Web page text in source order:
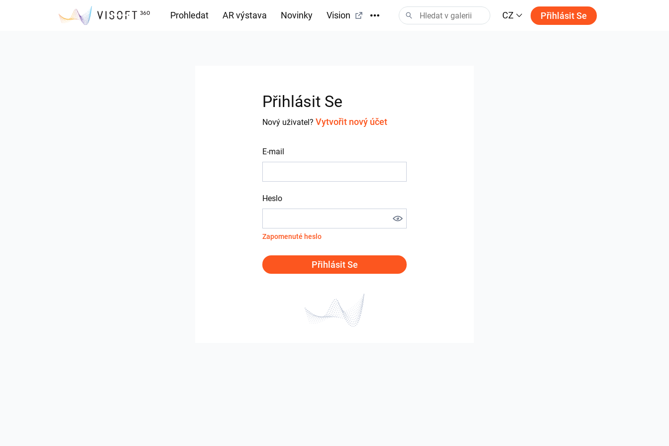
Prohledat AR výstava Novinky Vision CZ Přihlásit Se
Přihlásit Se
Nový uživatel? Vytvořit nový účet
E-mail
Heslo
Zapomenuté heslo
Přihlásit Se